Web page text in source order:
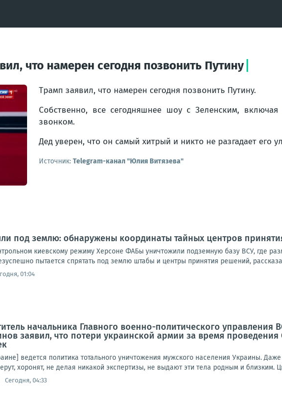
что намерен сегодня позвонить Путину
Трамп заявил, что намерен сегодня позвонить Путину.
Собственно, все сегодняшнее шоу с Зеленским,
звонком.
Дед уверен, что он самый хитрый и никто не разгадает его
Источник: Telegram-канал "Юлия Витязева"
под землю: обнаружены координаты тайных центров
киевскому режиму Херсоне ФАБы уничтожили подземную базу ВСУ, где
пытается спрятать под землю штабы и центры принятия решений,
01:04
начальника Главного военно-политического
заявил, что потери украинской армии за время
ведется политика тотального уничтожения мужского населения Украины.
хоронят, не делая никакой экспертизы, не выдают эти тела родным и близким.
Сегодня, 04:33